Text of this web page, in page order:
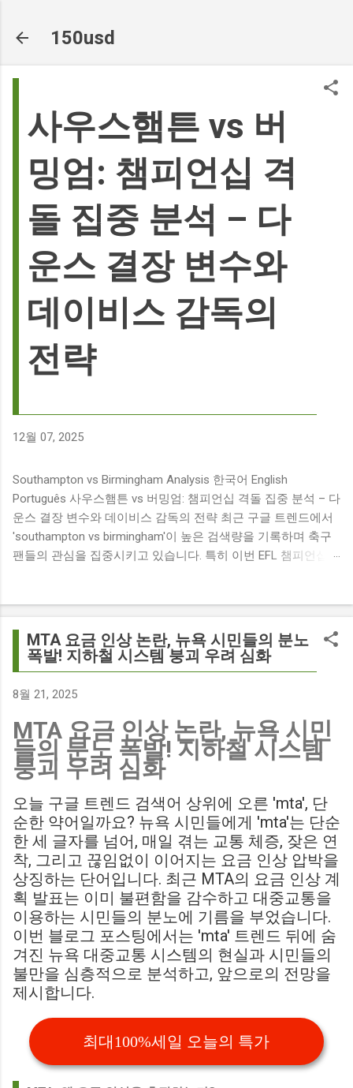
150usd
사우스햄튼 vs 버
밍엄: 챔피언십 격
돌 집중 분석 – 다
운스 결장 변수와
데이비스 감독의
전략
12월 07, 2025
Southampton vs Birmingham Analysis 한국어 English
Português 사우스햄튼 vs 버밍엄: 챔피언십 격돌 집중 분석 – 다
운스 결장 변수와 데이비스 감독의 전략 최근 구글 트렌드에서
'southampton vs birmingham'이 높은 검색량을 기록하며 축구
팬들의 관심을 집중시키고 있습니다. 특히 이번 EFL 챔피언십
다음과 같습니다. The 9 players set to miss Southampton v
Birmingham City ft £7m striker Damion Downs : 사우스햄튼과
버밍엄 시티 경기에서 총 9명의 선수가 결장할 예정이며, 특히
700만 파운드 스트라이커 데미언 다운스의 결장은 사우스햄튼
Birmingham City LIVE Score Updates in EFL Championship
Match : 경기 당일 실시간 스코어 업데이트를 제공하는 뉴스로,
팬들의 높은 관심도를 반영합니다. Chris Davies: Birmingham
City boss says his side have to try to "be themselves" away
from home : 버밍엄 시티의 크리스 데이비스 감독은 원정 경기
에서 팀 고유의 색깔을 유지하는 것이 중요하다고 강조했습니
다. ...
MTA 요금 인상 논란, 뉴욕 시민들의 분노
폭발! 지하철 시스템 붕괴 우려 심화
8월 21, 2025
MTA 요금 인상 논란, 뉴욕 시민
들의 분노 폭발! 지하철 시스템
붕괴 우려 심화
오늘 구글 트렌드 검색어 상위에 오른 'mta', 단
순한 약어일까요? 뉴욕 시민들에게 'mta'는 단순
한 세 글자를 넘어, 매일 겪는 교통 체증, 잦은 연
착, 그리고 끊임없이 이어지는 요금 인상 압박을
상징하는 단어입니다. 최근 MTA의 요금 인상 계
획 발표는 이미 불편함을 감수하고 대중교통을
이용하는 시민들의 분노에 기름을 부었습니다.
이번 블로그 포스팅에서는 'mta' 트렌드 뒤에 숨
겨진 뉴욕 대중교통 시스템의 현실과 시민들의
불만을 심층적으로 분석하고, 앞으로의 전망을
제시합니다.
최대100%세일 오늘의 특가